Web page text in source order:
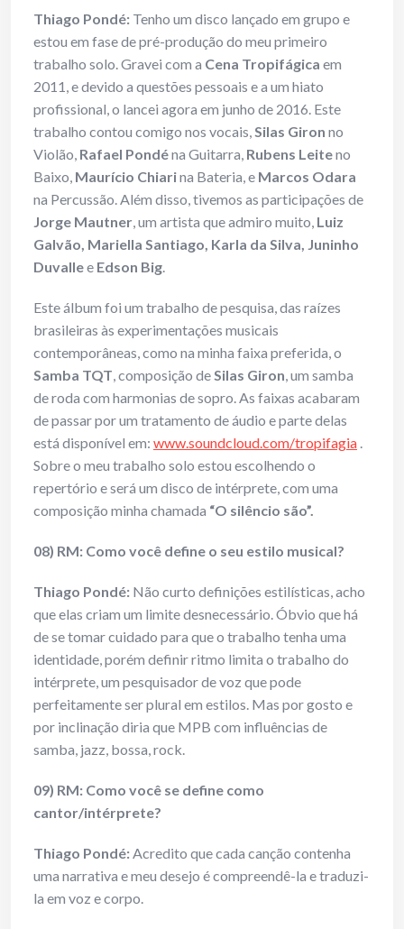
Thiago Pondé: Tenho um disco lançado em grupo e
estou em fase de pré-produção do meu primeiro
trabalho solo. Gravei com a Cena Tropifágica em
2011, e devido a questões pessoais e a um hiato
profissional, o lancei agora em junho de 2016. Este
trabalho contou comigo nos vocais,Silas Giron no
Violão, Rafael Pondéna Guitarra, Rubens Leiteno
Baixo, Maurício Chiarina Bateria, e Marcos Odara
na Percussão. Além disso, tivemos as participações de
Jorge Mautner, um artista que admiro muito, Luiz
Galvão, Mariella Santiago, Karla da Silva, Juninho
Duvallee Edson Big.
Este álbum foi um trabalho de pesquisa, das raízes
brasileiras às experimentações musicais
contemporâneas, como na minha faixa preferida, o
Samba TQT, composição deSilas Giron, um samba
de roda com harmonias de sopro. As faixas acabaram
de passar por um tratamento de áudio e parte delas
está disponível em: www.soundcloud.com/tropifagia .
Sobre o meu trabalho solo estou escolhendo o
repertório e será um disco de intérprete, com uma
composição minha chamada “O silêncio são”.
08) RM: Como você define o seu estilo musical?
Thiago Pondé: Não curto definições estilísticas, acho
que elas criam um limite desnecessário. Óbvio que há
de se tomar cuidado para que o trabalho tenha uma
identidade, porém definir ritmo limita o trabalho do
intérprete, um pesquisador de voz que pode
perfeitamente ser plural em estilos. Mas por gosto e
por inclinação diria que MPB com influências de
samba, jazz, bossa, rock.
09) RM: Como você se define como
cantor/intérprete?
Thiago Pondé:Acredito que cada canção contenha
uma narrativa e meu desejo é compreendê-la e traduzi-
la em voz e corpo.